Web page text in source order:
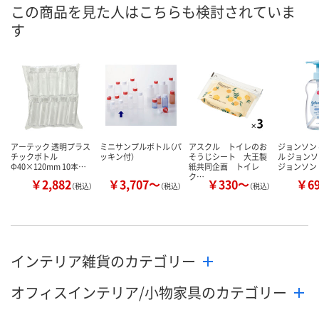
この商品を見た人はこちらも検討されていま
す
アーテック 透明プラス
チックボトル
Φ40×120mm 10本…
￥2,882（税込）
ミニサンプルボトル（パ
ッキン付）
￥3,707～（税込）
アスクル トイレのお
そうじシート 大王製
紙共同企画 トイレ
ク… ￥330～（税込）
ジョンソ
ル ジョンソ
ジョンソン
￥
インテリア雑貨のカテゴリー
オフィスインテリア/小物家具のカテゴリー